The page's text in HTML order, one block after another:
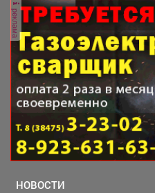
реклама
НОВОСТИ